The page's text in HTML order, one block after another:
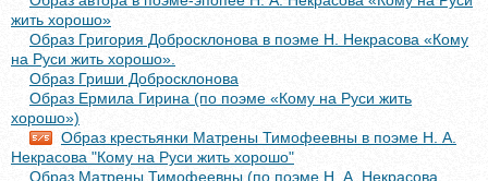
жить хорошо»
Образ Григория Добросклонова в поэме Н. Некрасова «Кому
на Руси жить хорошо».
Образ Гриши Добросклонова
Образ Ермила Гирина (по поэме «Кому на Руси жить
хорошо»)
Образ крестьянки Матрены Тимофеевны в поэме Н. А.
Некрасова "Кому на Руси жить хорошо"
Образ Матрены Тимофеевны (по поэме Н. А. Некрасова